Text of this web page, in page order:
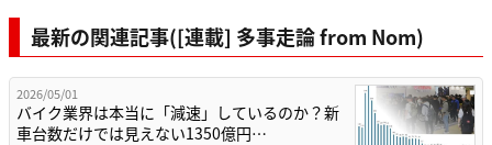
最新の関連記事([連載] 多事走論 from Nom)
2026/05/01
バイク業界は本当に「減速」しているのか？新
車台数だけでは見えない1350億円…